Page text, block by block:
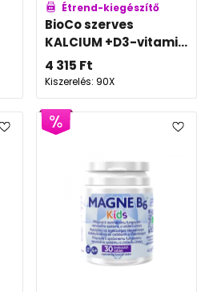
Étrend-kiegészítő
BioCo szerves
KALCIUM +D3-vitami...
4 315 Ft
Kiszerelés: 90X